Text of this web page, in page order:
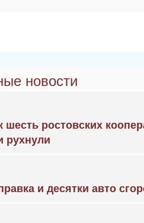
новости
шесть ростовских
рухнули
и десятки авто